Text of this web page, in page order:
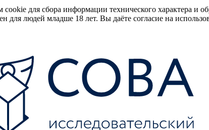
для сбора информации технического характера и
для людей младше 18 лет. Вы даёте согласие на